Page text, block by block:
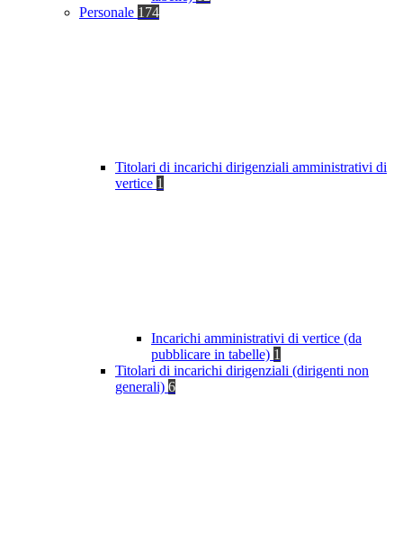
Personale 174
Titolari di incarichi dirigenziali amministrativi di
vertice 1
Incarichi amministrativi di vertice (da
pubblicare in tabelle) 1
Titolari di incarichi dirigenziali (dirigenti non
generali) 6